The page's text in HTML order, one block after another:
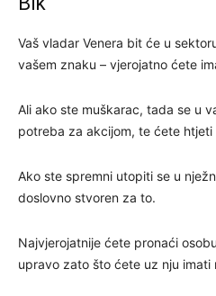
Vaš vladar Venera bit će u
vašem znaku – vjerojatno ćete
Ali ako ste muškarac, tada se u
potreba za akcijom, te ćete
Ako ste spremni utopiti se u
doslovno stvoren za to.
Najvjerojatnije ćete pronaći
upravo zato što ćete uz nju imati